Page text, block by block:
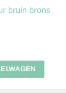
bruin brons